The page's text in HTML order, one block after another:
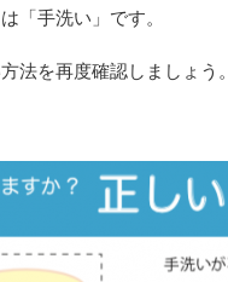
「手洗い」です。
法を再度確認しましょう。